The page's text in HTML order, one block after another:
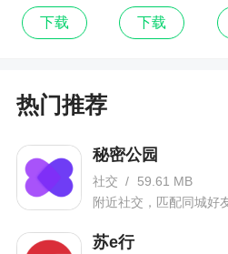
优化客服系统
下载 下载
热门推荐
秘密公园
社交 /
59.61 MB
附近社交，匹配同城好友
苏e行